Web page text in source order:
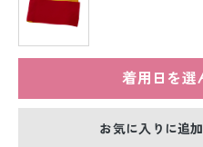
紋付袴レンタル
男性礼装レンタル
着用日を選
お気に入りに追